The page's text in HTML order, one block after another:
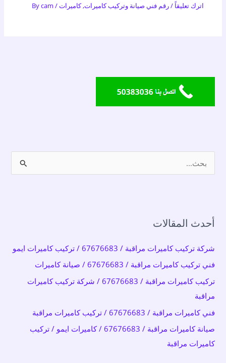
اترك تعليقاً/رقم فني صيانة وتركيب كاميرات,كاميرات/ By
cam
ث
ن
:
أحدث المقالات
شركة تركيب كاميرات مراقبة / 67676683 / تركيب كاميرات ايمو
فني تركيب كاميرات مراقبة / 67676683 / صيانة كاميرات
تركيب كاميرات مراقبة / 67676683 / شركة تركيب كاميرات
مراقبة
فني كاميرات مراقبة / 67676683 / تركيب كاميرات مراقبة
صيانة كاميرات مراقبة / 67676683 / كاميرات ايمو / تركيب
كاميرات مراقبة